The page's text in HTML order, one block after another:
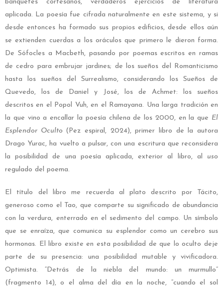
banquetes cortesanos, verdaderos ejercicios de literatura
aplicada. La poesía fue cifrada naturalmente en este sistema, y si
desde entonces ha formado sus propios edificios, desde ellos aún
se extienden cuerdas a los oráculos que primero le dieron forma.
De Sófocles a Macbeth, pasando por poemas escritos en ramas
de cedro para embrujar jardines; de los sueños del Romanticismo
hasta los sueños del Surrealismo, considerando los Sueños de
Quevedo, los de Daniel y José, los de Achmet: los sueños
descritos en el Popol Vuh, en el Ramayana. Una larga tradición en
la que vino a encallar la poesía chilena de los 2000, en la que El
Esplendor Oculto (Pez espiral, 2024), primer libro de la autora
Drago Yurac, ha vuelto a pulsar, con una escritura que reconsidera
la posibilidad de una poesía aplicada, exterior al libro, al uso
regulado del poema.
El título del libro me recuerda al plato descrito por Tácito,
generoso como el Tao, que comparte su significado de abundancia
con la verdura, enterrado en el sedimento del campo. Un símbolo
que se enraíza, que comunica su esplendor como un cerebro sus
hormonas. El libro existe en esta posibilidad de que lo oculto deje
parte de su presencia: una posibilidad mutable y vivificadora.
Optimista. “Detrás de la niebla del mundo: un murmullo”
(fragmento 14), o el alma del día en la noche, “cuando el sol